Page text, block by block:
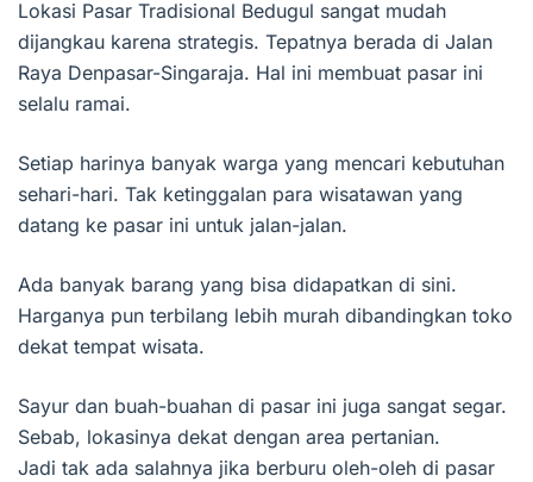
Lokasi Pasar Tradisional Bedugul sangat mudah
dijangkau karena strategis. Tepatnya berada di Jalan
Raya Denpasar-Singaraja. Hal ini membuat pasar ini
selalu ramai.
Setiap harinya banyak warga yang mencari kebutuhan
sehari-hari. Tak ketinggalan para wisatawan yang
datang ke pasar ini untuk jalan-jalan.
Ada banyak barang yang bisa didapatkan di sini.
Harganya pun terbilang lebih murah dibandingkan toko
dekat tempat wisata.
Sayur dan buah-buahan di pasar ini juga sangat segar.
Sebab, lokasinya dekat dengan area pertanian.
Jadi tak ada salahnya jika berburu oleh-oleh di pasar